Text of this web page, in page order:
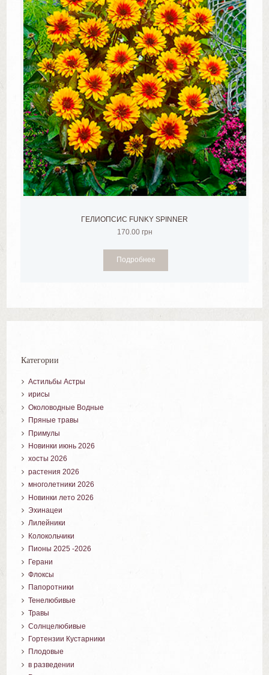
ГЕЛИОПСИС FUNKY SPINNER
170.00 грн
Подробнее
Категории
Астильбы Астры
ирисы
Околоводные Водные
Пряные травы
Примулы
Новинки июнь 2026
хосты 2026
растения 2026
многолетники 2026
Новинки лето 2026
Эхинацеи
Лилейники
Колокольчики
Пионы 2025 -2026
Герани
Флоксы
Папоротники
Тенелюбивые
Травы
Солнцелюбивые
Гортензии Кустарники
Плодовые
в разведении